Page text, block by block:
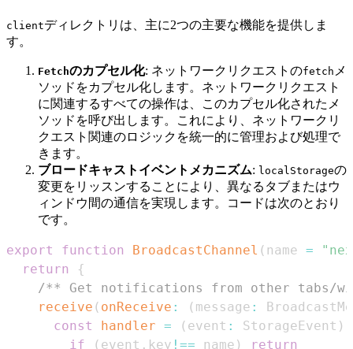
clientディレクトリは、主に2つの主要な機能を提供しま
す。
Fetchのカプセル化: ネットワークリクエストのfetch メ
ソッドをカプセル化します。ネットワークリクエスト
に関連するすべての操作は、このカプセル化されたメ
ソッドを呼び出します。これにより、ネットワークリ
クエスト関連のロジックを統一的に管理および処理で
きます。
ブロードキャストイベントメカニズム: localStorageの
変更をリッスンすることにより、異なるタブまたはウ
ィンドウ間の通信を実現します。コードは次のとおり
です。
export function BroadcastChannel ( name =
return
{
/** Get notifications from other tabs/
receive ( onReceive : ( message :
const
handler = ( event : StorageEvent )
if
( event . key !== name )
return